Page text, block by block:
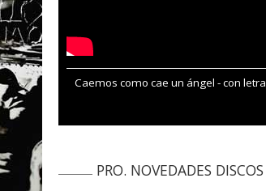
Caemos como cae un ángel - con letra
PRO. NOVEDADES DISCOS